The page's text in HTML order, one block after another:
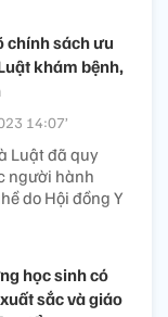
chính sách ưu
khám bệnh,
14:07’
Luật đã quy
người hành
do Hội đồng Y
học sinh có
sắc và giáo